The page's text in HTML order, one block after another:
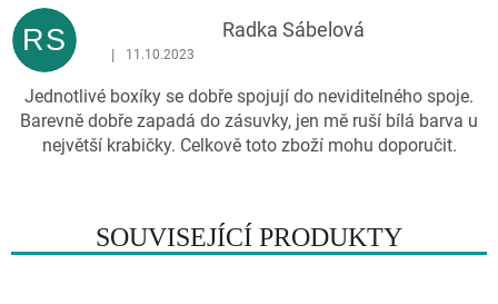
SOUVISEJÍCÍ PRODUKTY
p
i
o
e
RS Radka Sábelová
Hodnocení produktu je 5 z 5 hvězdiček.
| 11.10.2023
Jednotlivé boxíky se dobře spojují do neviditelného spoje.
Barevně dobře zapadá do zásuvky, jen mě ruší bílá barva u
největší krabičky. Celkově toto zboží mohu doporučit.